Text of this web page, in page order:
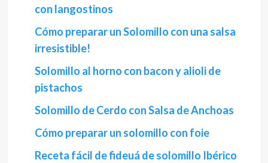
con langostinos
Cómo preparar un Solomillo con una salsa
irresistible!
Solomillo al horno con bacon y alioli de
pistachos
Solomillo de Cerdo con Salsa de Anchoas
Cómo preparar un solomillo con foie
Receta fácil de fideuá de solomillo Ibérico